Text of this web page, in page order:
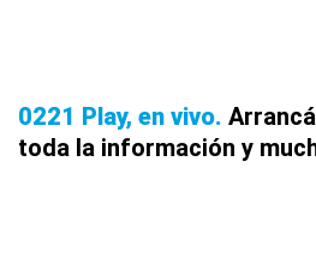
0221 Play, en vivo
toda la información y